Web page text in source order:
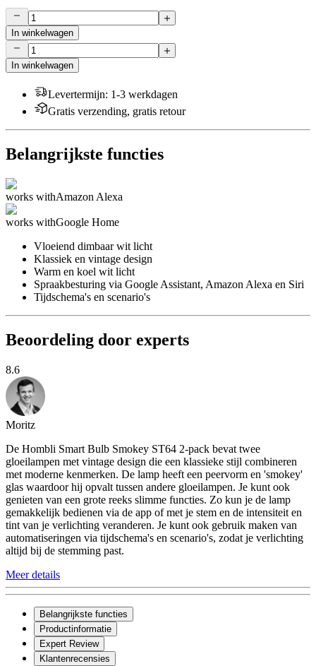
In winkelwagen
In winkelwagen
Levertermijn: 1-3 werkdagen
Gratis verzending, gratis retour
Belangrijkste functies
works withAmazon Alexa
works withGoogle Home
Vloeiend dimbaar wit licht
Klassiek en vintage design
Warm en koel wit licht
Spraakbesturing via Google Assistant, Amazon Alexa en Siri
Tijdschema's en scenario's
Beoordeling door experts
8.6
Moritz
De Hombli Smart Bulb Smokey ST64 2-pack bevat twee
gloeilampen met vintage design die een klassieke stijl combineren
met moderne kenmerken. De lamp heeft een peervorm en 'smokey'
glas waardoor hij opvalt tussen andere gloeilampen. Je kunt ook
genieten van een grote reeks slimme functies. Zo kun je de lamp
gemakkelijk bedienen via de app of met je stem en de intensiteit en
tint van je verlichting veranderen. Je kunt ook gebruik maken van
automatiseringen via tijdschema's en scenario's, zodat je verlichting
altijd bij de stemming past.
Meer details
Belangrijkste functies
Productinformatie
Expert Review
Klantenrecensies